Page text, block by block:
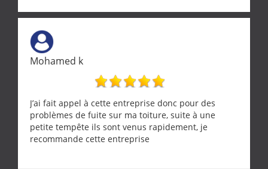
Mohamed k
J’ai fait appel à cette entreprise donc pour des
problèmes de fuite sur ma toiture, suite à une
petite tempête ils sont venus rapidement, je
recommande cette entreprise